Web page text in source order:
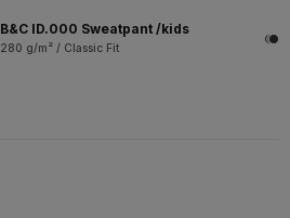
B&C ID.000 Sweatpant /kids
280 g/m² / Classic Fit